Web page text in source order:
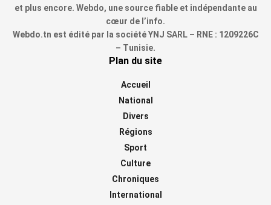
et plus encore. Webdo, une source fiable et indépendante au
cœur de l’info.
Webdo.tn est édité par la société YNJ SARL – RNE : 1209226C
– Tunisie.
Plan du site
Accueil
National
Divers
Régions
Sport
Culture
Chroniques
International